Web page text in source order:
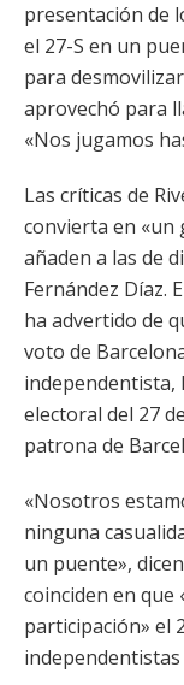
presentación de
el 27-S en un
para
aprovechó para
«Nos jugamos
Las críticas de
convierta en «un
añaden a las de
Fernández Díaz.
ha advertido de
voto de
independentista,
electoral del 27
patrona de
«Nosotros
ninguna
un puente»,
coinciden en que
participación» el